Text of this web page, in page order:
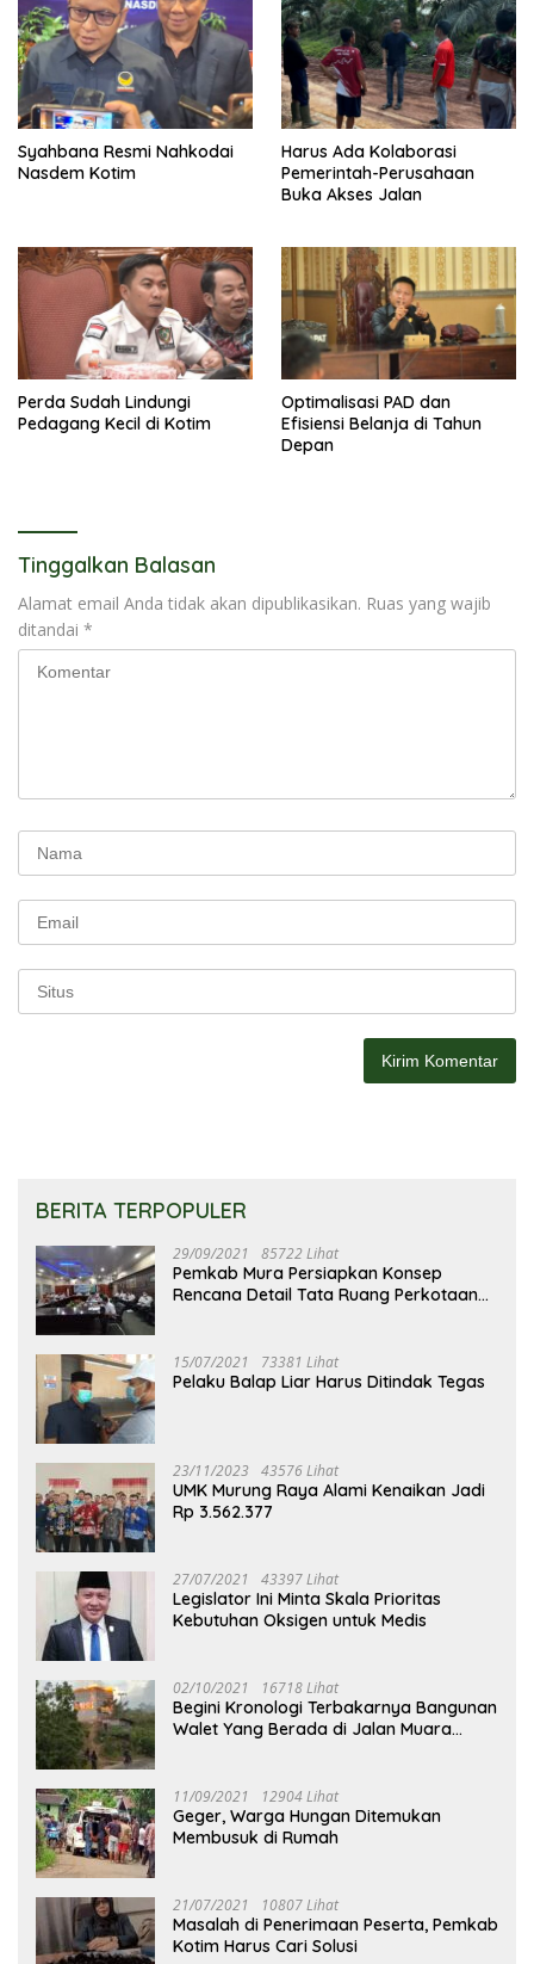
Syahbana Resmi Nahkodai
Nasdem Kotim
Harus Ada Kolaborasi
Pemerintah-Perusahaan
Buka Akses Jalan
Perda Sudah Lindungi
Pedagang Kecil di Kotim
Optimalisasi PAD dan
Efisiensi Belanja di Tahun
Depan
Tinggalkan Balasan
Alamat email Anda tidak akan dipublikasikan. Ruas yang wajib
ditandai *
BERITA TERPOPULER
29/09/2021 85722 Lihat
Pemkab Mura Persiapkan Konsep
Rencana Detail Tata Ruang Perkotaan
15/07/2021 73381 Lihat
Pelaku Balap Liar Harus Ditindak Tegas
23/11/2023 43576 Lihat
UMK Murung Raya Alami Kenaikan Jadi
Rp 3.562.377
27/07/2021 43397 Lihat
Legislator Ini Minta Skala Prioritas
Kebutuhan Oksigen untuk Medis
02/10/2021 16718 Lihat
Begini Kronologi Terbakarnya Bangunan
Walet Yang Berada di Jalan Muara
11/09/2021 12904 Lihat
Geger, Warga Hungan Ditemukan
Membusuk di Rumah
21/07/2021 10807 Lihat
Masalah di Penerimaan Peserta, Pemkab
Kotim Harus Cari Solusi